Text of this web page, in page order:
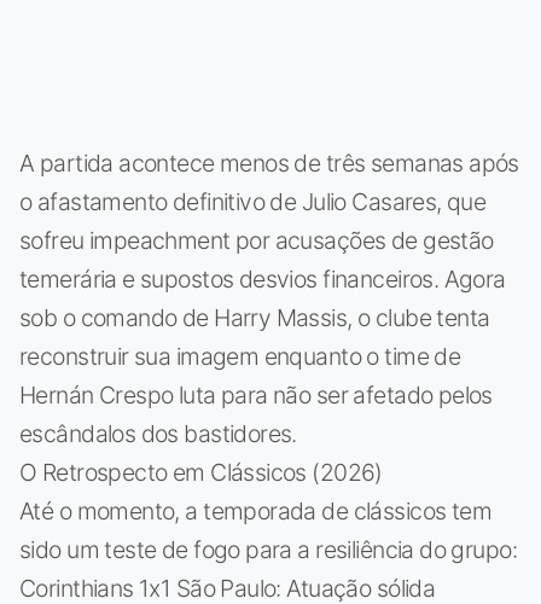
A partida acontece menos de três semanas após
o afastamento definitivo de Julio Casares, que
sofreu impeachment por acusações de gestão
temerária e supostos desvios financeiros. Agora
sob o comando de Harry Massis, o clube tenta
reconstruir sua imagem enquanto o time de
Hernán Crespo luta para não ser afetado pelos
escândalos dos bastidores.
O Retrospecto em Clássicos (2026)
Até o momento, a temporada de clássicos tem
sido um teste de fogo para a resiliência do grupo:
Corinthians 1x1 São Paulo: Atuação sólida